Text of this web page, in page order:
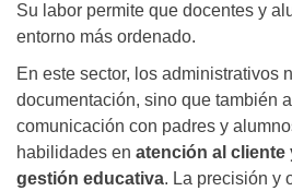
Su labor permite que docentes y
entorno más ordenado.
En este sector, los administrativos
documentación, sino que también
comunicación con padres y
habilidades en atención al cliente
gestión educativa. La precisión y